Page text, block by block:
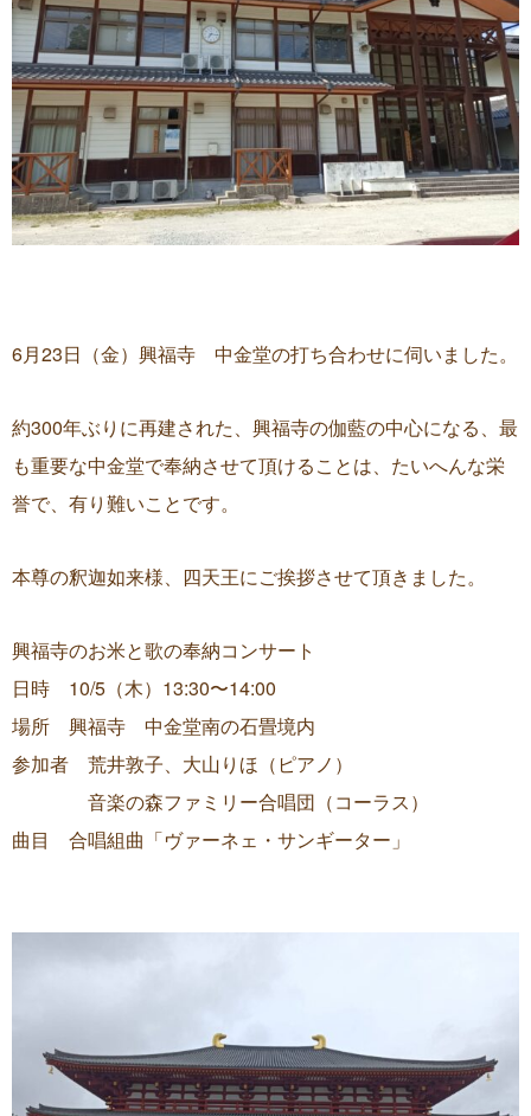
6月23日（金）興福寺 中金堂の打ち合わせに伺いました。
約300年ぶりに再建された、興福寺の伽藍の中心になる、最
も重要な中金堂で奉納させて頂けることは、たいへんな栄
誉で、有り難いことです。
本尊の釈迦如来様、四天王にご挨拶させて頂きました。
興福寺のお米と歌の奉納コンサート
日時 10/5（木）13:30〜14:00
場所 興福寺 中金堂南の石畳境内
参加者 荒井敦子、大山りほ（ピアノ）
音楽の森ファミリー合唱団（コーラス）
曲目 合唱組曲「ヴァーネェ・サンギーター」